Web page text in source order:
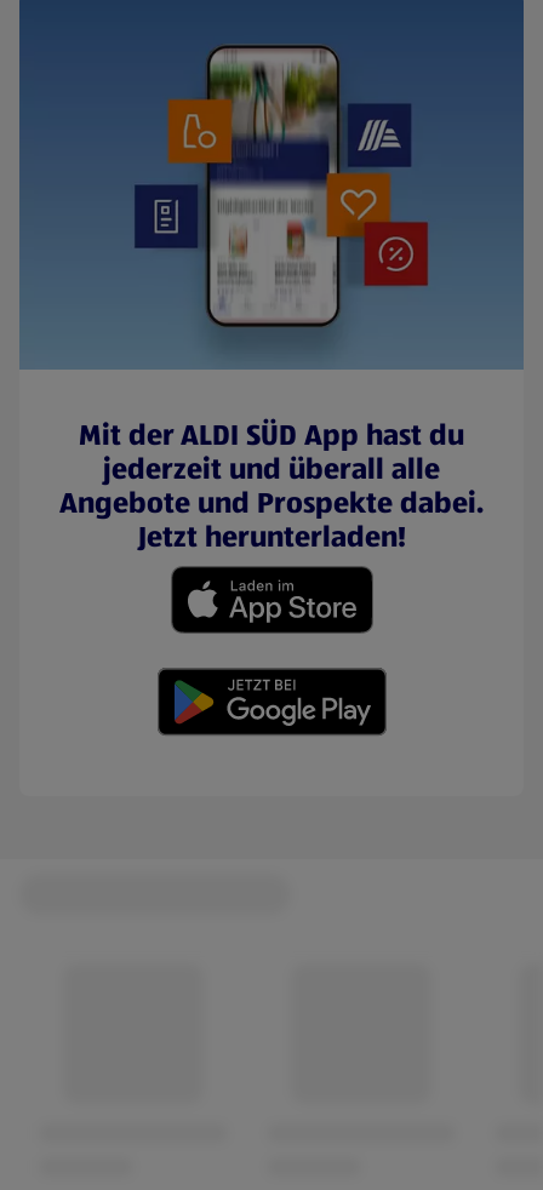
Mit der ALDI SÜD App hast du
jederzeit und überall alle
Angebote und Prospekte dabei.
Jetzt herunterladen!